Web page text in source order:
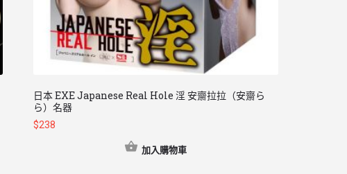
日本 EXE Japanese Real Hole 淫 安齋拉拉（安齋ら
ら）名器
$238
加入購物車